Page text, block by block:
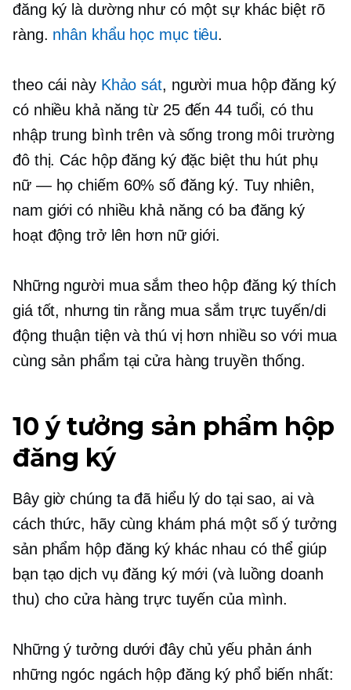
đăng ký là dường như có một sự khác biệt rõ
ràng. nhân khẩu học mục tiêu.
theo cái này Khảo sát, người mua hộp đăng ký
có nhiều khả năng từ 25 đến 44 tuổi, có thu
nhập trung bình trên và sống trong môi trường
đô thị. Các hộp đăng ký đặc biệt thu hút phụ
nữ — họ chiếm 60% số đăng ký. Tuy nhiên,
nam giới có nhiều khả năng có ba đăng ký
hoạt động trở lên hơn nữ giới.
Những người mua sắm theo hộp đăng ký thích
giá tốt, nhưng tin rằng mua sắm trực tuyến/di
động thuận tiện và thú vị hơn nhiều so với mua
cùng sản phẩm tại cửa hàng truyền thống.
10 ý tưởng sản phẩm hộp
đăng ký
Bây giờ chúng ta đã hiểu lý do tại sao, ai và
cách thức, hãy cùng khám phá một số ý tưởng
sản phẩm hộp đăng ký khác nhau có thể giúp
bạn tạo dịch vụ đăng ký mới (và luồng doanh
thu) cho cửa hàng trực tuyến của mình.
Những ý tưởng dưới đây chủ yếu phản ánh
những ngóc ngách hộp đăng ký phổ biến nhất: